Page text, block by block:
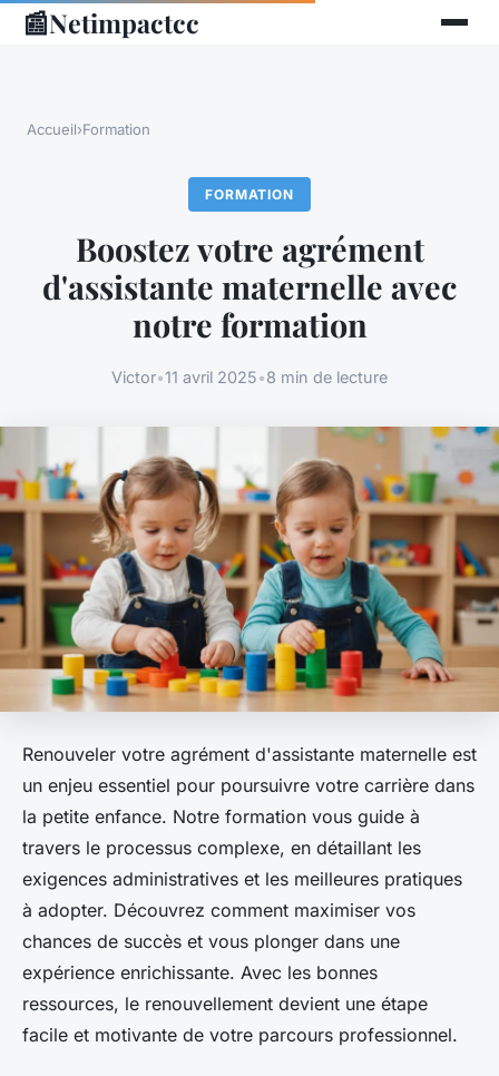
📰Netimpactcc
Accueil›Formation
FORMATION
Boostez votre agrément
d'assistante maternelle avec
notre formation
Victor•11 avril 2025•8 min de lecture
Renouveler votre agrément d'assistante maternelle est
un enjeu essentiel pour poursuivre votre carrière dans
la petite enfance. Notre formation vous guide à
travers le processus complexe, en détaillant les
exigences administratives et les meilleures pratiques
à adopter. Découvrez comment maximiser vos
chances de succès et vous plonger dans une
expérience enrichissante. Avec les bonnes
ressources, le renouvellement devient une étape
facile et motivante de votre parcours professionnel.